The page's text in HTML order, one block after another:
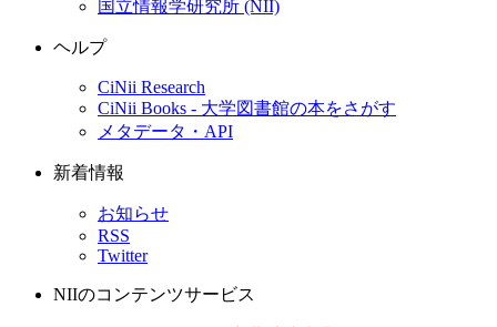
国立情報学研究所 (NII)
ヘルプ
CiNii Research
CiNii Books - 大学図書館の本をさがす
メタデータ・API
新着情報
お知らせ
RSS
Twitter
NIIのコンテンツサービス